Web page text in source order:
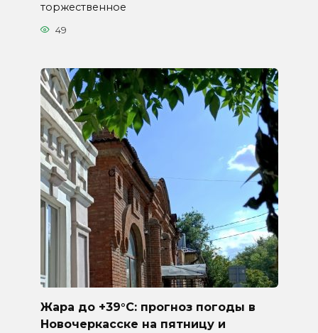
торжественное
49
Жара до +39°C: прогноз погоды в
Новочеркасске на пятницу и